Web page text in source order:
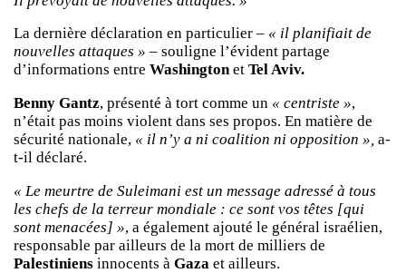
La dernière déclaration en particulier – « il planifiait de
nouvelles attaques » – souligne l’évident partage
d’informations entre Washingtonet Tel Aviv.
Benny Gantz, présenté à tort comme un « centriste »,
n’était pas moins violent dans ses propos. En matière de
sécurité nationale, « il n’y a ni coalition ni opposition », a-
t-il déclaré.
« Le meurtre de Suleimani est un message adressé à tous
les chefs de la terreur mondiale : ce sont vos têtes [qui
sont menacées] », a également ajouté le général israélien,
responsable par ailleurs de la mort de milliers de
Palestiniens innocents à Gaza et ailleurs.